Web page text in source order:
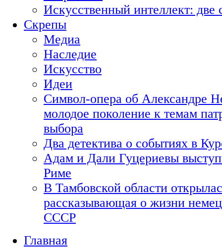
Искусственный интеллект:
Скрепы
Медиа
Наследие
Искусство
Идеи
Символ-опера об Александре
молодое поколение к темам
выбора
Два детектива о событиях в
Адам и Дали Гуцериевы
Риме
В Тамбовской области
рассказывающая о жизни
СССР
Главная